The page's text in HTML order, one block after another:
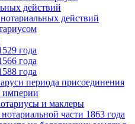
действий
действий
года
года
года
периода присоединения
империи
и маклеры
части 1863 года